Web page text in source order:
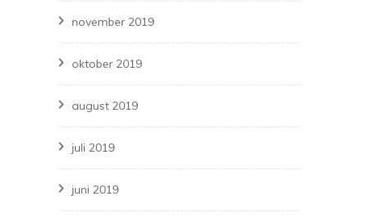
november 2019
oktober 2019
august 2019
juli 2019
juni 2019